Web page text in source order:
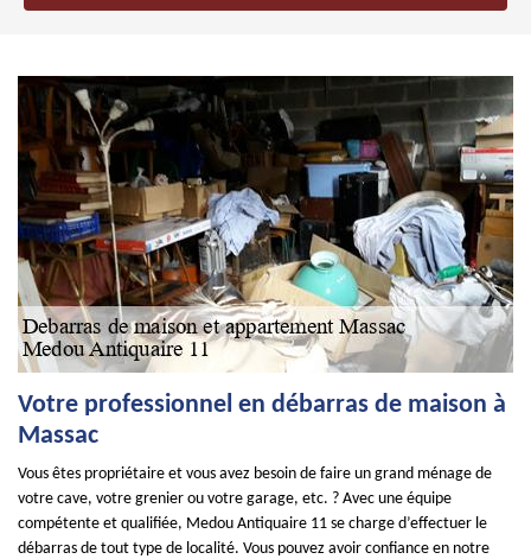
Votre professionnel en débarras de maison à
Massac
Vous êtes propriétaire et vous avez besoin de faire un grand ménage de
votre cave, votre grenier ou votre garage, etc. ? Avec une équipe
compétente et qualifiée, Medou Antiquaire 11 se charge d’effectuer le
débarras de tout type de localité. Vous pouvez avoir confiance en notre